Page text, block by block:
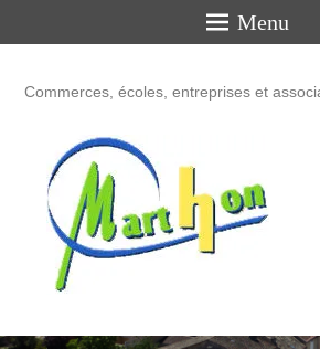
Menu
Commerces, écoles, entreprises et